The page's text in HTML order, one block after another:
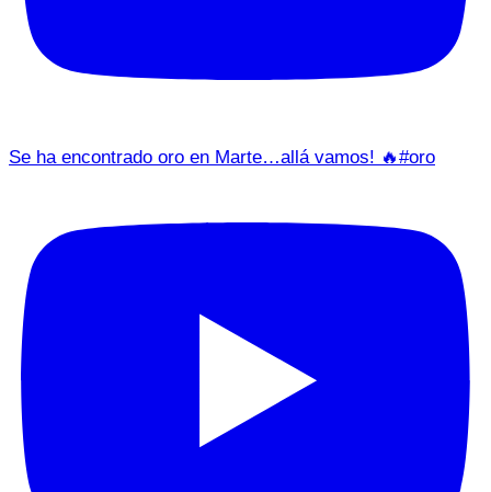
Se ha encontrado oro en Marte…allá vamos! 🔥#oro